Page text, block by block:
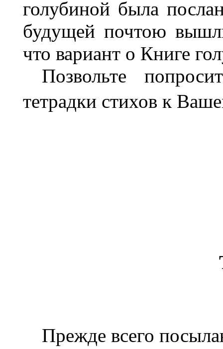
голубиной была
будущей почтою
что вариант о Книге
Позвольте
тетрадки стихов к
Прежде всего